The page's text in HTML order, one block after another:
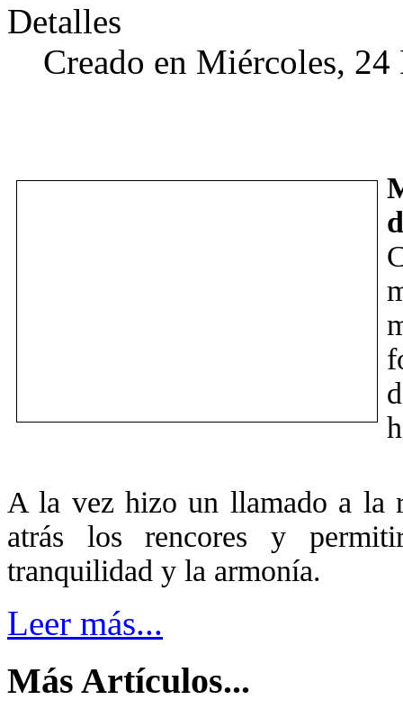
Detalles
Creado en Miércoles,
A la vez hizo un llamado a la
atrás los rencores y
tranquilidad y la armonía.
Leer más...
Más Artículos...